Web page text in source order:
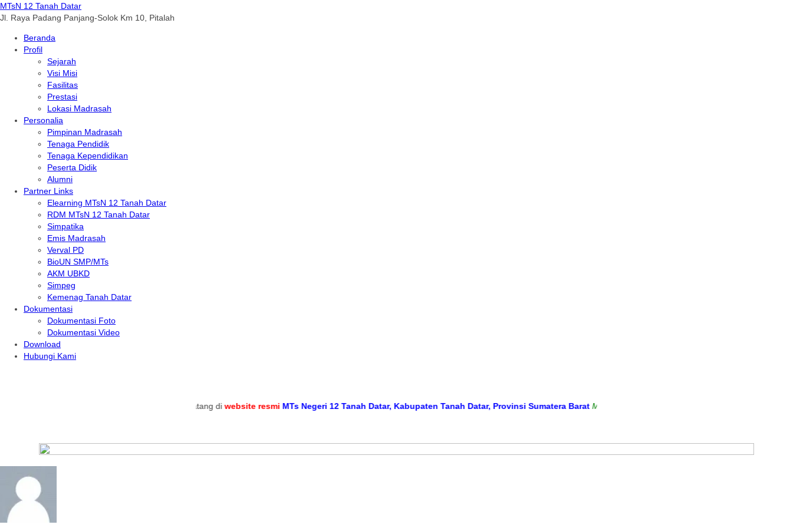
MTsN 12 Tanah Datar
Jl. Raya Padang Panjang-Solok Km 10, Pitalah
Beranda
Profil
Sejarah
Visi Misi
Fasilitas
Prestasi
Lokasi Madrasah
Personalia
Pimpinan Madrasah
Tenaga Pendidik
Tenaga Kependidikan
Peserta Didik
Alumni
Partner Links
Elearning MTsN 12 Tanah Datar
RDM MTsN 12 Tanah Datar
Simpatika
Emis Madrasah
Verval PD
BioUN SMP/MTs
AKM UBKD
Simpeg
Kemenag Tanah Datar
Dokumentasi
Dokumentasi Foto
Dokumentasi Video
Download
Hubungi Kami
Selamat datang diwebsite resmi MTs Negeri 12 Tanah Datar, Kabupaten Tanah Datar, Provinsi Sumatera Barat Media Informasi dan Sarana Komunikasi Antara Sekolah